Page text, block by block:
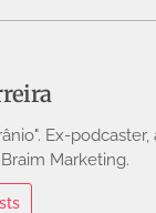
Ex-
Marketing.